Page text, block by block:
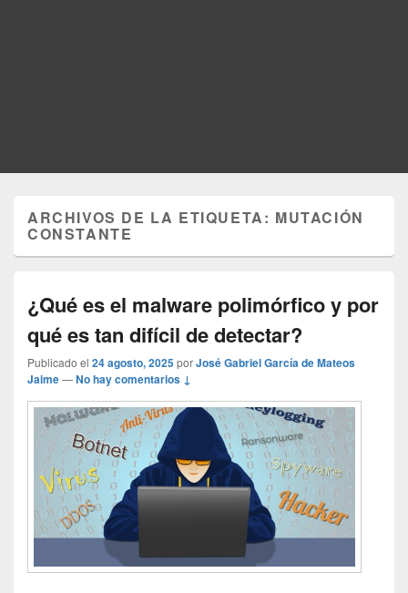
ARCHIVOS DE LA ETIQUETA: MUTACIÓN
CONSTANTE
¿Qué es el malware polimórfico y por
qué es tan difícil de detectar?
Publicado el 24 agosto, 2025porJosé Gabriel García de Mateos
Jaime—No hay comentarios ↓